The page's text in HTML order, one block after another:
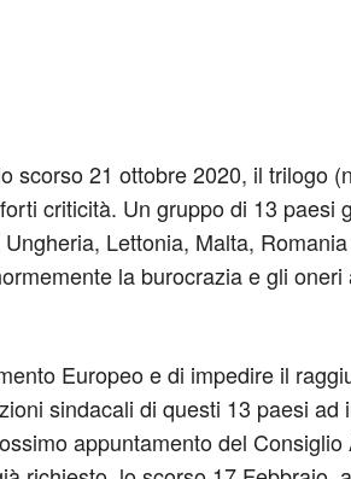
scorso 21 ottobre 2020, il trilogo
criticità. Un gruppo di 13 paesi
Lettonia, Malta,
la burocrazia e gli oneri
Europeo e di impedire il
sindacali di questi 13 paesi ad
appuntamento del